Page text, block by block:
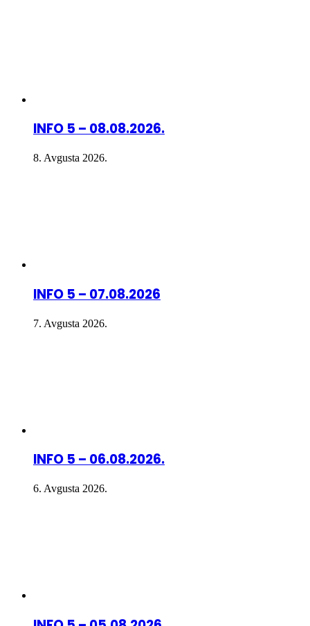
INFO 5 – 08.08.2026.
8. Avgusta 2026.
INFO 5 – 07.08.2026
7. Avgusta 2026.
INFO 5 – 06.08.2026.
6. Avgusta 2026.